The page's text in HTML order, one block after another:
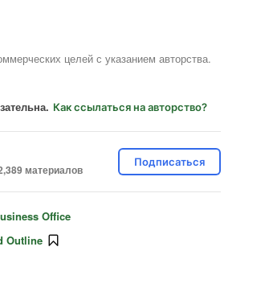
целей с указанием авторства.
Как ссылаться на авторство?
материалов
Подписаться
Office
Outline